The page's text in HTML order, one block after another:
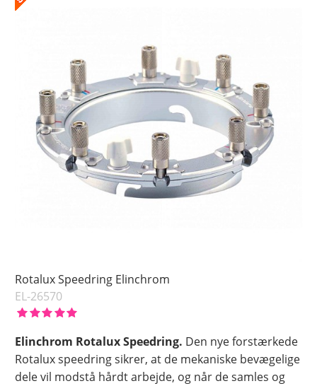
Rotalux Speedring Elinchrom
EL-26570
Elinchrom Rotalux Speedring. Den nye forstærkede
Rotalux speedring sikrer, at de mekaniske bevægelige
dele vil modstå hårdt arbejde, og når de samles og